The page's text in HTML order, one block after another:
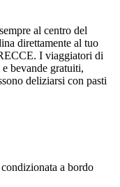
al centro del
direttamente al tuo
I viaggiatori di
bevande gratuiti,
deliziarsi con pasti
a bordo